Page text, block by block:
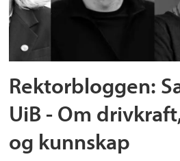
Rektorbloggen:
UiB - Om
og kunnskap